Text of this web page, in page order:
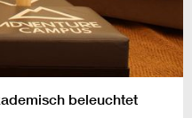
beleuchtet